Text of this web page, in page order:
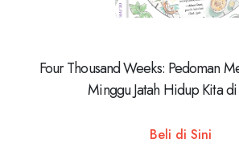
Four Thousand Weeks: Pedoman
Minggu Jatah Hidup Kita
Beli di Sini